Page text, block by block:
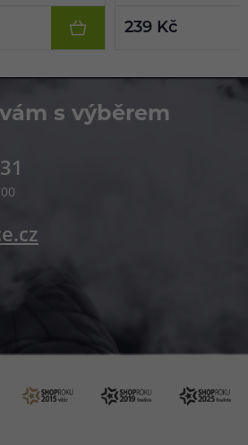
239 Kč
s výběrem